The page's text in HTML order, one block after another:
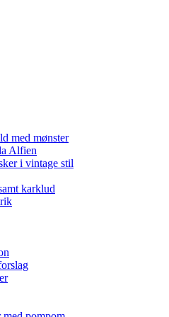
med mønster
Alfien
i vintage stil
karklud